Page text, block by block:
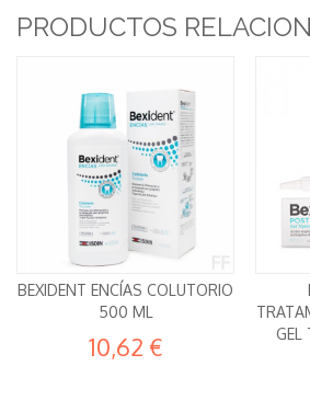
PRODUCTOS
BEXIDENT ENCÍAS COLUTORIO
500 ML
10,62 €
GEL